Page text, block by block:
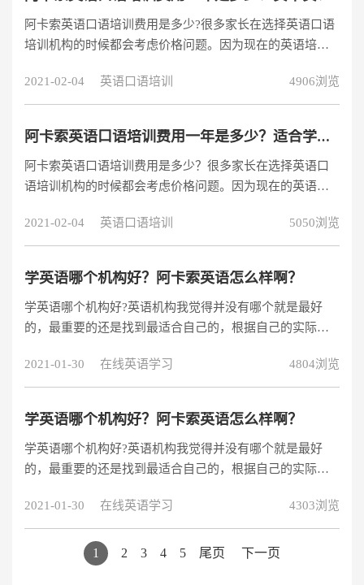
阿卡索英语口语培训费用是多少?很多家长在选择英语口语
培训机构的时候都会考虑价格问题。因为现在的英语培训
收费在200元左右，而线上英语培训大多数是几十元，不超
过100元一节课，那么这两种培训方式哪种好?
2021-02-04 英语口语培训 4906浏览
阿卡索英语口语培训费用一年是多少？适合学员学习吗？
阿卡索英语口语培训费用是多少？很多家长在选择英语口
语培训机构的时候都会考虑价格问题。因为现在的英语培
课收费在200元左右，而线上英语培训大多数是几十元，不
超过100元一节课，那么这两种培训方式那种好？
2021-02-04 英语口语培训 5050浏览
学英语哪个机构好？阿卡索英语怎么样啊？
学英语哪个机构好?英语机构我觉得并没有哪个就是最好
的，最重要的还是找到最适合自己的，根据自己的实际情
题，首先要对一对一在线英语有一个大致的了解。选择一
家培训机构，无非是考量几个方面：师资、价格、课程!
2021-01-30 在线英语学习 4804浏览
学英语哪个机构好？阿卡索英语怎么样啊？
学英语哪个机构好?英语机构我觉得并没有哪个就是最好
的，最重要的还是找到最适合自己的，根据自己的实际情
题，首先要对一对一在线英语有一个大致的了解。选择一
家培训机构，无非是考量几个方面：师资、价格、课程!
2021-01-30 在线英语学习 4303浏览
1 2 3 4 5 尾页 下一页